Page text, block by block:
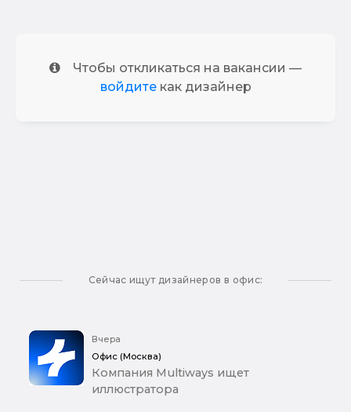
Чтобы откликаться на вакансии —
войдитекак дизайнер
Сейчас ищут дизайнеров в офис:
Вчера
Офис (Москва)
Компания Multiways ищет
иллюстратора